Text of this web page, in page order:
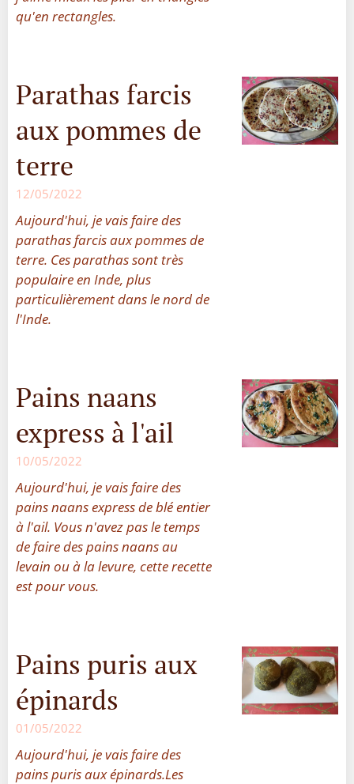
qu'en rectangles.
Parathas farcis
aux pommes de
terre
12/05/2022
Aujourd'hui, je vais faire des
parathas farcis aux pommes de
terre. Ces parathas sont très
populaire en Inde, plus
particulièrement dans le nord de
l'Inde.
Pains naans
express à l'ail
10/05/2022
Aujourd'hui, je vais faire des
pains naans express de blé entier
à l'ail. Vous n'avez pas le temps
de faire des pains naans au
levain ou à la levure, cette recette
est pour vous.
Pains puris aux
épinards
01/05/2022
Aujourd'hui, je vais faire des
pains puris aux épinards.Les